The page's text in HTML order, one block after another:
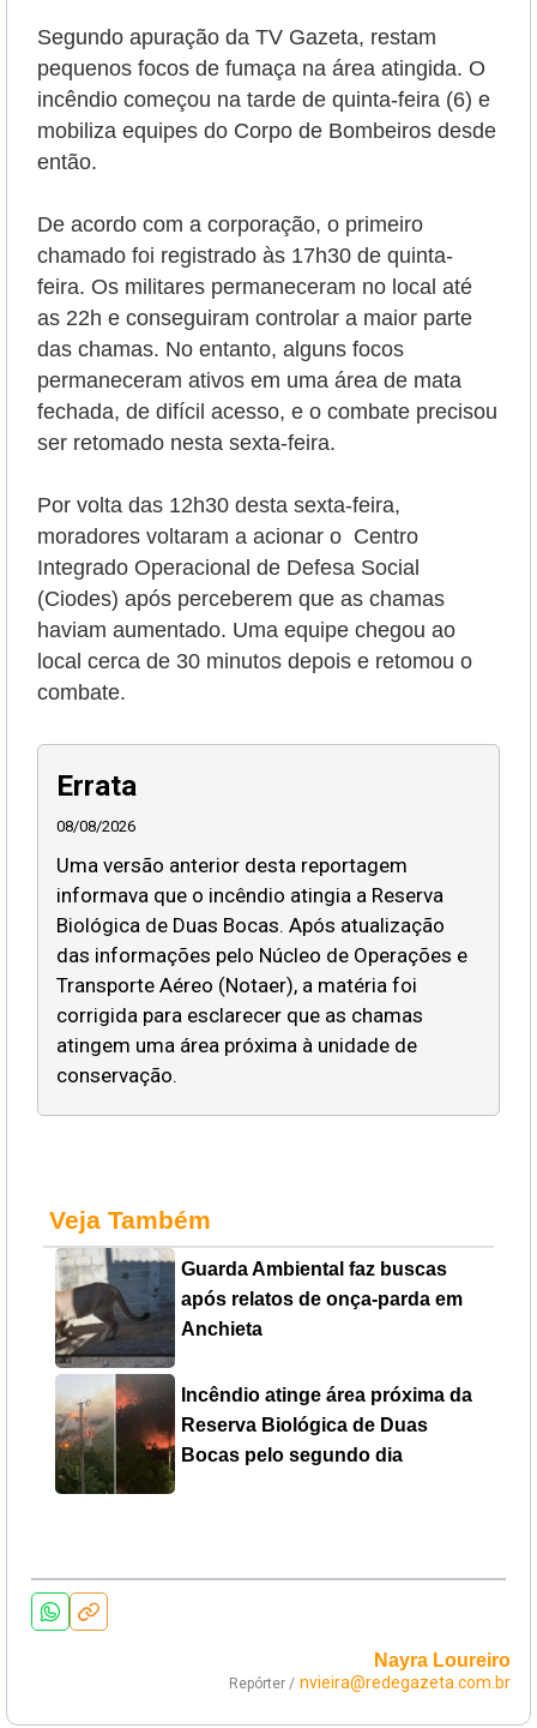
Segundo apuração da TV Gazeta, restam
pequenos focos de fumaça na área atingida. O
incêndio começou na tarde de quinta-feira (6) e
mobiliza equipes do Corpo de Bombeiros desde
então.
De acordo com a corporação, o primeiro
chamado foi registrado às 17h30 de quinta-
feira. Os militares permaneceram no local até
as 22h e conseguiram controlar a maior parte
das chamas. No entanto, alguns focos
permaneceram ativos em uma área de mata
fechada, de difícil acesso, e o combate precisou
ser retomado nesta sexta-feira.
Por volta das 12h30 desta sexta-feira,
moradores voltaram a acionar o Centro
Integrado Operacional de Defesa Social
(Ciodes) após perceberem que as chamas
haviam aumentado. Uma equipe chegou ao
local cerca de 30 minutos depois e retomou o
combate.
Errata
08/08/2026
Uma versão anterior desta reportagem
informava que o incêndio atingia a Reserva
Biológica de Duas Bocas. Após atualização
das informações pelo Núcleo de Operações e
Transporte Aéreo (Notaer), a matéria foi
corrigida para esclarecer que as chamas
atingem uma área próxima à unidade de
conservação.
Veja Também
Guarda Ambiental faz buscas
após relatos de onça-parda em
Anchieta
Incêndio atinge área próxima da
Reserva Biológica de Duas
Bocas pelo segundo dia
Nayra Loureiro
Repórter / nvieira@redegazeta.com.br